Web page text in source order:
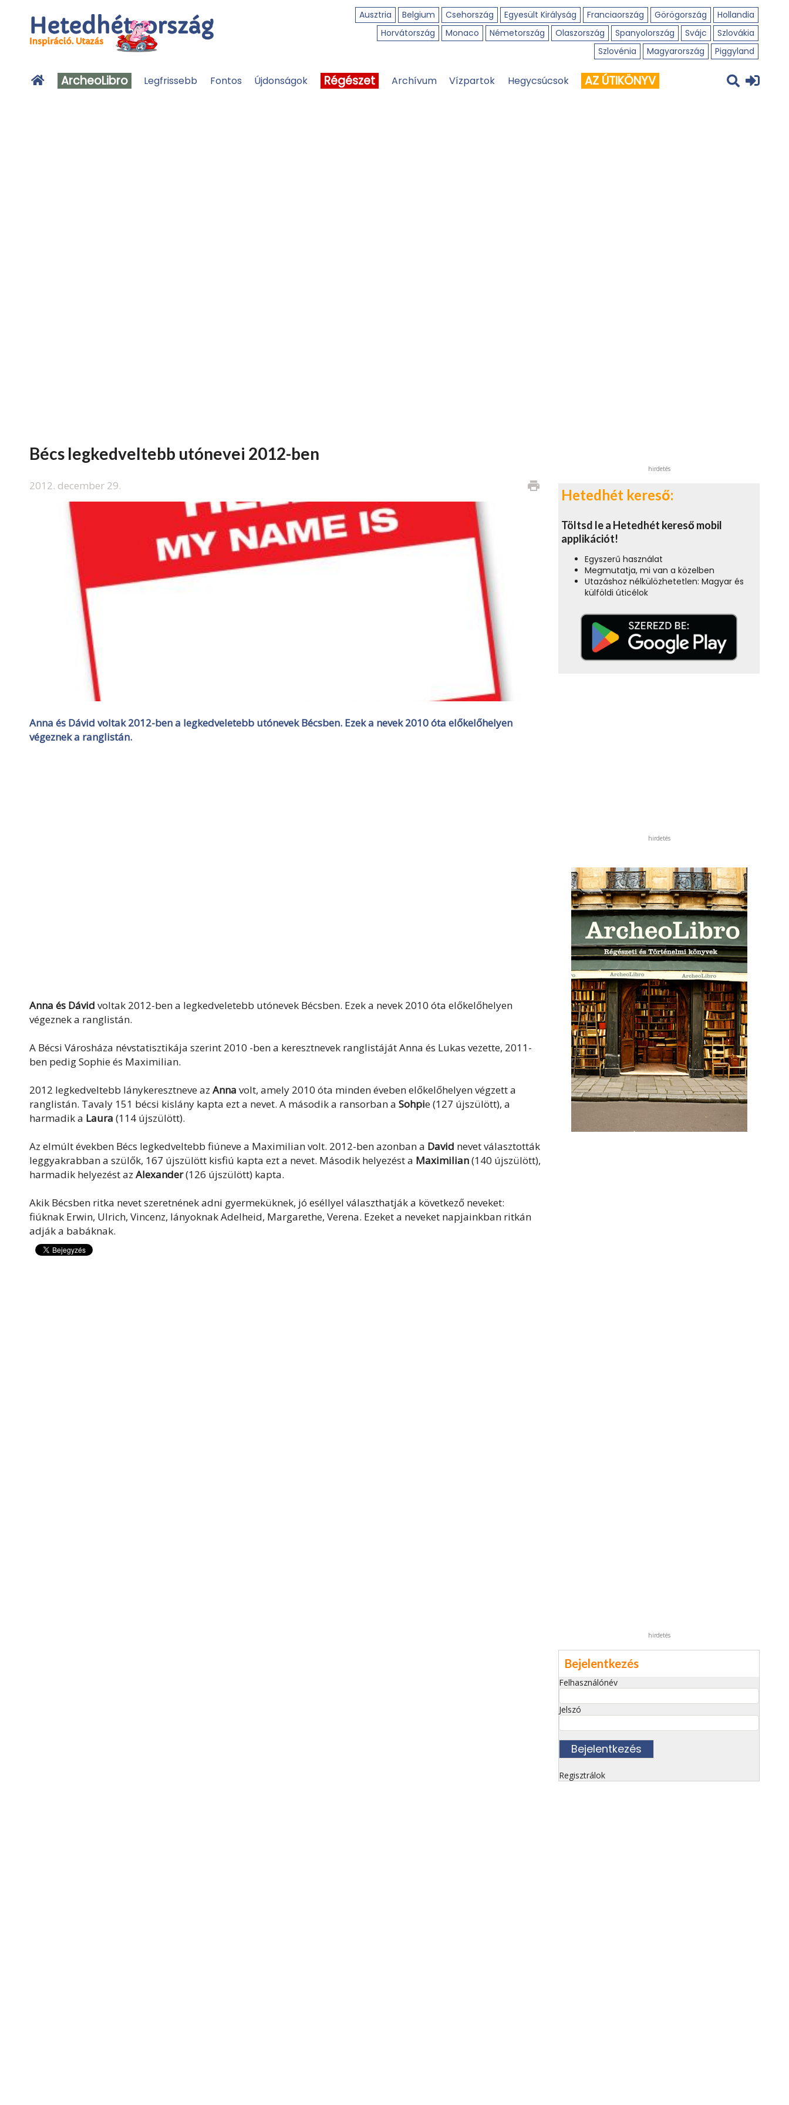
Ausztria Belgium Csehország Egyesült Királyság Franciaország Görögország
Hollandia
Horvátország
Monaco Németország Olaszország Spanyolország Svájc
Szlovákia
Szlovénia
Magyarország Piggyland
ArcheoLibro Legfrissebb Fontos Újdonságok Régészet Archívum Vízpartok Hegycsúcsok AZ ÚTIKÖNYV
Bécs legkedveltebb utónevei 2012-ben
2012. december 29. print
Anna és Dávid voltak 2012-ben a legkedveletebb utónevek Bécsben. Ezek a nevek 2010 óta előkelőhelyen
végeznek a ranglistán.
Anna és Dávid voltak 2012-ben a legkedveletebb utónevek Bécsben. Ezek a nevek 2010 óta előkelőhelyen
végeznek a ranglistán.
A Bécsi Városháza névstatisztikája szerint 2010 -ben a keresztnevek ranglistáját Anna és Lukas vezette, 2011-
ben pedig Sophie és Maximilian.
2012 legkedveltebb lánykeresztneve az Anna volt, amely 2010 óta minden éveben előkelőhelyen végzett a
ranglistán. Tavaly 151 bécsi kislány kapta ezt a nevet. A második a ransorban a Sohpie (127 újszülött), a
harmadik a Laura (114 újszülött).
Az elmúlt években Bécs legkedveltebb fiúneve a Maximilian volt. 2012-ben azonban a David nevet választották
leggyakrabban a szülők, 167 újszülött kisfiú kapta ezt a nevet. Második helyezést a Maximilian(140 újszülött),
harmadik helyezést az Alexander(126 újszülött) kapta.
Akik Bécsben ritka nevet szeretnének adni gyermeküknek, jó eséllyel választhatják a következő neveket:
fiúknak Erwin, Ulrich, Vincenz, lányoknak Adelheid, Margarethe, Verena. Ezeket a neveket napjainkban ritkán
adják a babáknak.
hirdetés
Hetedhét kereső:
Töltsd le a Hetedhét kereső mobil
applikációt!
Egyszerű használat
Megmutatja, mi van a közelben
Utazáshoz nélkülözhetetlen: Magyar és
külföldi úticélok
hirdetés
hirdetés
Bejelentkezés
Felhasználónév
Jelszó
Regisztrálok